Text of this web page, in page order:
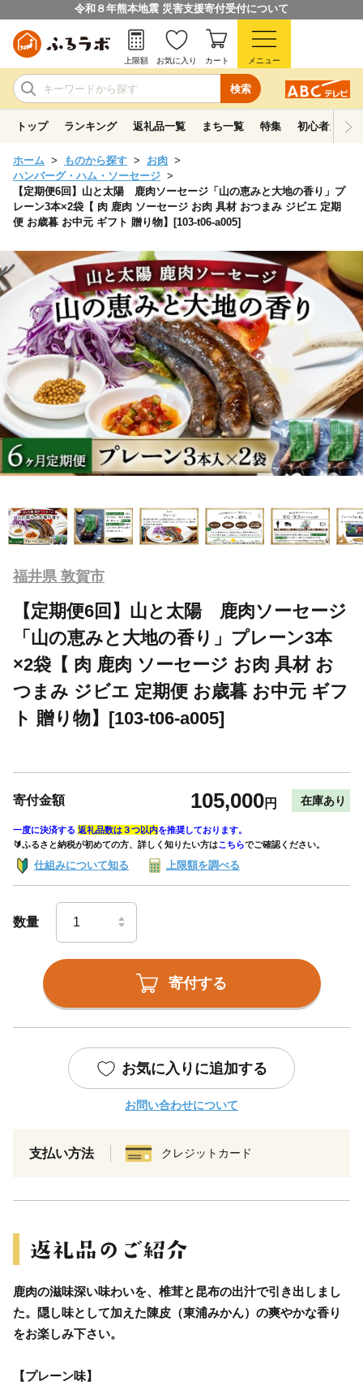
令和８年熊本地震 災害支援寄付受付について
検索
上限額 お気に入り カート メニュー
トップ ランキング 返礼品一覧 まち一覧 特集 初心者ガイド
ホーム ものから探す
お肉
ハンバーグ・ハム・ソーセージ
【定期便6回】山と太陽 鹿肉ソーセージ「山の恵みと大地の香り」プ
レーン3本×2袋【 肉 鹿肉 ソーセージ お肉 具材 おつまみ ジビエ 定期
便 お歳暮 お中元 ギフト 贈り物】[103-t06-a005]
福井県 敦賀市
【定期便6回】山と太陽 鹿肉ソーセージ
「山の恵みと大地の香り」プレーン3本
×2袋【 肉 鹿肉 ソーセージ お肉 具材 お
つまみ ジビエ 定期便 お歳暮 お中元 ギフ
ト 贈り物】[103-t06-a005]
寄付金額 105,000円 在庫あり
一度に決済する 返礼品数は３つ以内を推奨しております。
🔰ふるさと納税が初めての方、詳しく知りたい方はこちらでご確認ください。
仕組みについて知る 上限額を調べる
数量
寄付する
お気に入りに追加する
お問い合わせについて
支払い方法 クレジットカード
鹿肉の滋味深い味わいを、椎茸と昆布の出汁で引き出しまし
た。隠し味として加えた陳皮（東浦みかん）の爽やかな香り
をお楽しみ下さい。
【プレーン味】